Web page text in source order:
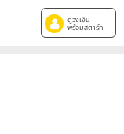
ดูวงเงิน
พร้อมสตาร์ท